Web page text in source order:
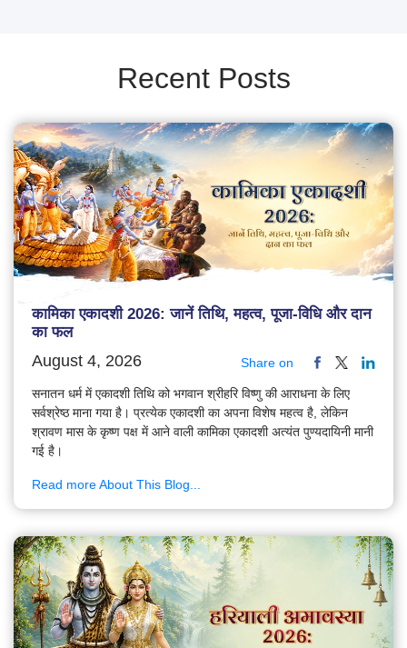
Recent Posts
कामिका एकादशी 2026: जानें तिथि, महत्व, पूजा-विधि और दान
का फल
August 4, 2026 Share on
सनातन धर्म में एकादशी तिथि को भगवान श्रीहरि विष्णु की आराधना के लिए
सर्वश्रेष्ठ माना गया है। प्रत्येक एकादशी का अपना विशेष महत्व है, लेकिन
श्रावण मास के कृष्ण पक्ष में आने वाली कामिका एकादशी अत्यंत पुण्यदायिनी मानी
गई है।
Read more About This Blog...